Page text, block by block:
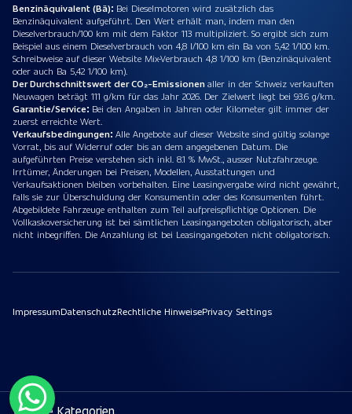
Benzinäquivalent (Bä): Bei Dieselmotoren wird zusätzlich das
Benzinäquivalent aufgeführt. Den Wert erhält man, indem man den
Dieselverbrauch/100 km mit dem Faktor 113 multipliziert. So ergibt sich zum
Beispiel aus einem Dieselverbrauch von 4,8 l/100 km ein Ba von 5,42 1/100 km.
Schreibweise auf dieser Website Mix-Verbrauch 4,8 1/100 km (Benzinäquivalent
oder auch Ba 5,42 1/100 km).
Der Durchschnittswert der CO₂-Emissionenaller in der Schweiz verkauften
Neuwagen beträgt 111 g/km für das Jahr 2026. Der Zielwert liegt bei 93.6 g/km.
Garantie/Service: Bei den Angaben in Jahren oder Kilometer gilt immer der
zuerst erreichte Wert.
Verkaufsbedingungen: Alle Angebote auf dieser Website sind gültig solange
Vorrat, bis auf Widerruf oder bis an dem angegebenen Datum. Die
aufgeführten Preise verstehen sich inkl. 8.1 % MwSt., ausser Nutzfahrzeuge.
Irrtümer, Änderungen bei Preisen, Modellen, Ausstattungen und
Verkaufsaktionen bleiben vorbehalten. Eine Leasingvergabe wird nicht gewährt,
falls sie zur Überschuldung der Konsumentin oder des Konsumenten führt.
Abgebildete Fahrzeuge enthalten zum Teil aufpreispflichtige Optionen. Die
Vollkaskoversicherung ist bei sämtlichen Leasingangeboten obligatorisch, aber
nicht inbegriffen. Die Anzahlung ist bei Leasingangeboten nicht obligatorisch.
ImpressumDatenschutzRechtliche HinweisePrivacy Settings
Weitere Kategorien